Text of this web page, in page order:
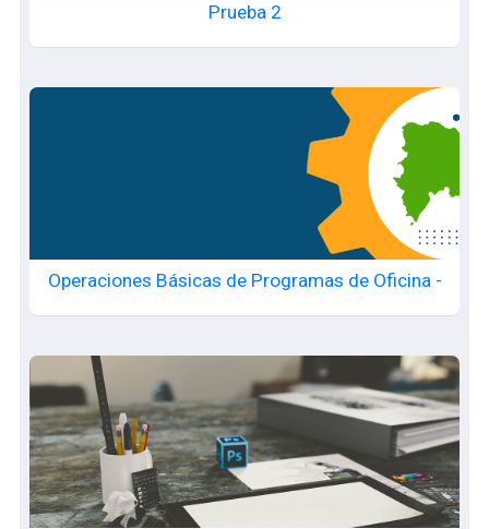
Prueba 2
Operaciones Básicas de Programas de Oficina -